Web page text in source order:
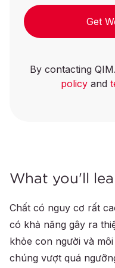
Get
By contacting
policyand
What you'll
Chất có nguy cơ rất
có khả năng gây ra
khỏe con người và
chúng vượt quá